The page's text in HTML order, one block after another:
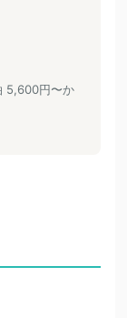
5,600円〜か